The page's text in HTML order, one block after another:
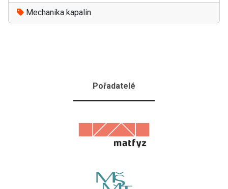
Mechanika kapalin
Pořadatelé